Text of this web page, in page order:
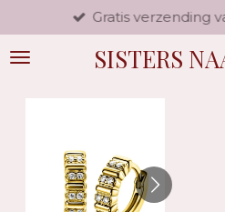
direct
naar
SISTERS
Gratis verzending